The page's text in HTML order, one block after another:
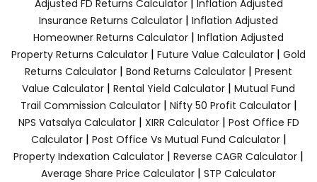
Adjusted FD Returns Calculator
Inflation Adjusted
Insurance Returns Calculator | Inflation Adjusted
Homeowner Returns Calculator | Inflation Adjusted
Property Returns Calculator | Future Value Calculator | Gold
Returns Calculator | Bond Returns Calculator | Present
Value Calculator | Rental Yield Calculator | Mutual Fund
Trail Commission Calculator| Nifty 50 Profit Calculator|
NPS Vatsalya Calculator| XIRR Calculator| Post Office FD
Calculator| Post Office Vs Mutual Fund Calculator|
Property Indexation Calculator | Reverse CAGR Calculator |
Average Share Price Calculator | STP Calculator